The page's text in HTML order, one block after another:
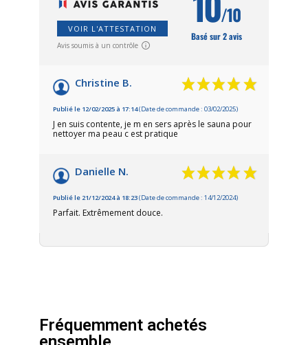
VOIR L'ATTESTATION
Avis soumis à un contrôle
/10
Basé sur 2 avis
Christine B.
Publié le 12/02/2025 à 17:14(Date de commande : 03/02/2025)
J en suis contente, je m en sers après le sauna pour
nettoyer ma peau c est pratique
Danielle N.
Publié le 21/12/2024 à 18:23(Date de commande : 14/12/2024)
Parfait. Extrêmement douce.
Fréquemment achetés